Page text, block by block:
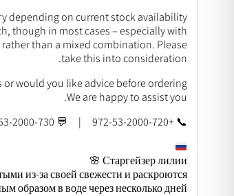
depending on current stock availability.
though in most cases – especially with
than a mixed combination. Please
take this into consideration.
would you like advice before ordering?
We are happy to assist you.
📞 +972-53-2000-720 | 💬 WhatsApp: +972-53-2000-730
Старгейзер лилии 🌸
из-за своей свежести и раскроются
образом в воде через несколько дней.